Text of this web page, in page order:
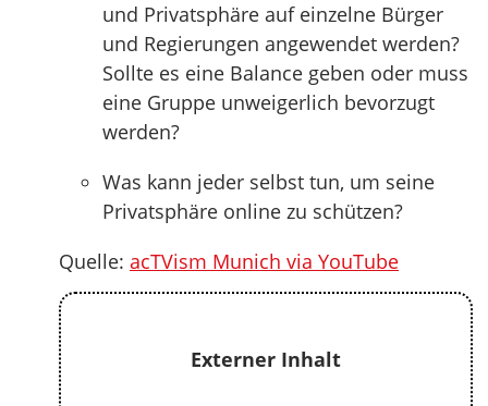
und Privatsphäre auf einzelne Bürger
und Regierungen angewendet werden?
Sollte es eine Balance geben oder muss
eine Gruppe unweigerlich bevorzugt
werden?
Was kann jeder selbst tun, um seine
Privatsphäre online zu schützen?
Quelle: acTVism Munich via YouTube
Externer Inhalt